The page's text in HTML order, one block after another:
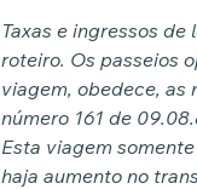
Taxas e ingressos
roteiro. Os passeios
viagem, obedece,
número 161 de
Esta viagem
haja aumento no